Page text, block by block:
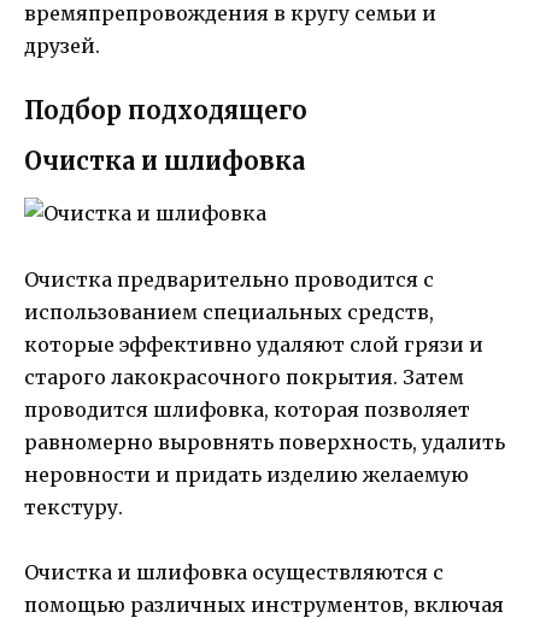
времяпрепровождения в кругу семьи и
друзей.
Подбор подходящего
Очистка и шлифовка
Очистка предварительно проводится с
использованием специальных средств,
которые эффективно удаляют слой грязи и
старого лакокрасочного покрытия. Затем
проводится шлифовка, которая позволяет
равномерно выровнять поверхность, удалить
неровности и придать изделию желаемую
текстуру.
Очистка и шлифовка осуществляются с
помощью различных инструментов, включая